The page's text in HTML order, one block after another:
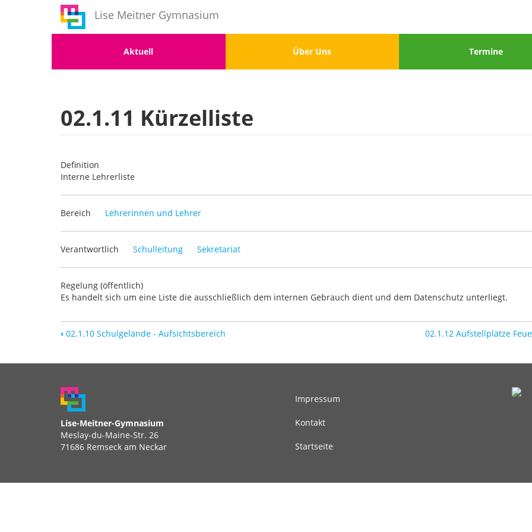
Lise Meitner Gymnasium
Benutzermenü
1
Aktuell
2
Über Uns
3
Termine
02.1.11 Kürzelliste
Definition
Interne Lehrerliste
Bereich Lehrerinnen und Lehrer
Verantwortlich Schulleitung Sekretariat
Regelung (öffentlich)
Es handelt sich um eine Liste die ausschließlich dem internen Gebrauch dient und dem Datenschutz unterliegt.
‹ 02.1.10 Schulgelände - Aufsichtsbereich 02.1.12 Aufstellplätze
Lise-Meitner-Gymnasium
Meslay-du-Maine-Str. 26
71686 Remseck am Neckar
Fußbereichsmenü
Impressum
Kontakt
Startseite